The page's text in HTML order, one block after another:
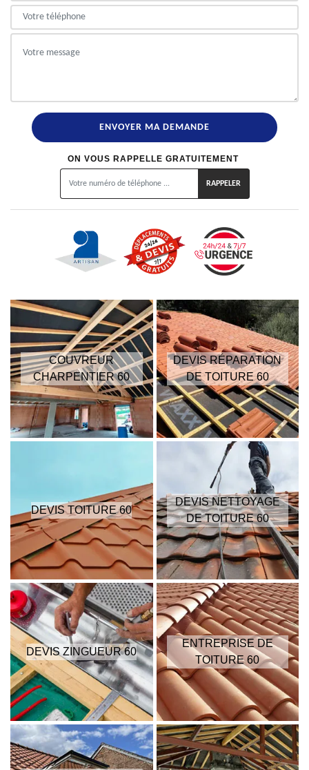
ON VOUS RAPPELLE GRATUITEMENT
COUVREUR
CHARPENTIER 60
DEVIS RÉPARATION
DE TOITURE 60
DEVIS TOITURE 60
DEVIS NETTOYAGE
DE TOITURE 60
DEVIS ZINGUEUR 60
ENTREPRISE DE
TOITURE 60